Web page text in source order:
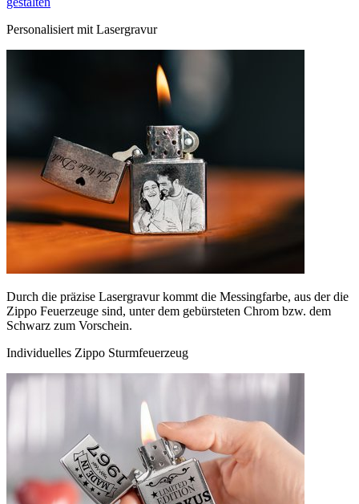
Personalisiert mit Lasergravur
Durch die präzise Lasergravur kommt die Messingfarbe, aus der die
Zippo Feuerzeuge sind, unter dem gebürsteten Chrom bzw. dem
Schwarz zum Vorschein.
Individuelles Zippo Sturmfeuerzeug